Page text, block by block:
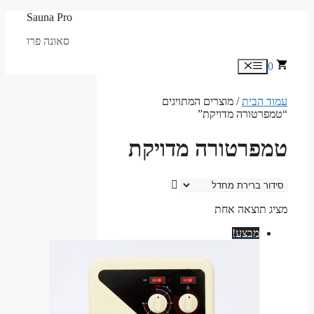
Sauna Pro
סאונה פרו
0 תפריט
עמוד הבית/ מוצרים המתויגים
“טמפרטורה מדויקת”
טמפרטורה מדויקת
מציג תוצאה אחת
מבצע!